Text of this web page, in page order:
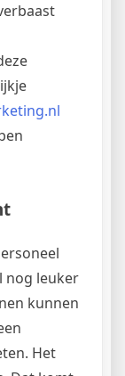
nog leuker
kunnen
Het